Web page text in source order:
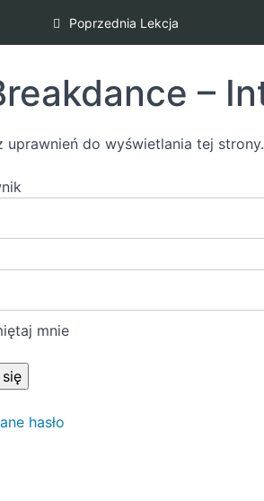
Poprzednia Lekcja
–
uprawnień do wyświetlania tej strony.
mnie
hasło